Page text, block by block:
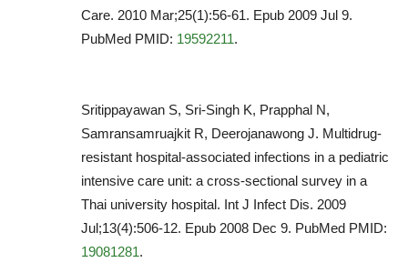
Care. 2010 Mar;25(1):56-61. Epub 2009 Jul 9.
PubMed PMID: 19592211.
Sritippayawan S, Sri-Singh K, Prapphal N,
Samransamruajkit R, Deerojanawong J. Multidrug-
resistant hospital-associated infections in a pediatric
intensive care unit: a cross-sectional survey in a
Thai university hospital. Int J Infect Dis. 2009
Jul;13(4):506-12. Epub 2008 Dec 9. PubMed PMID:
19081281.